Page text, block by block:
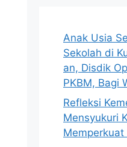
Anak Usia
Sekolah di
an, Disdik
PKBM, Bagi
Refleksi
Mensyukuri